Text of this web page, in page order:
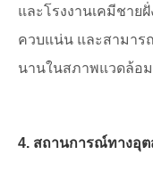
และโรงงานเคมีชาย
ควบแน่น และสามารถ
นานในสภาพแวดล้อ
4. สถานการณ์ทางอุ